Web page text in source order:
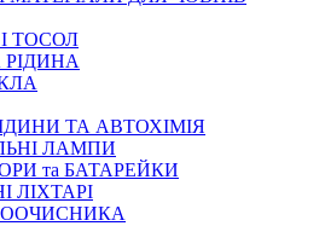
ТОСОЛ
РІДИНА
ТА АВТОХІМІЯ
ЛАМПИ
та БАТАРЕЙКИ
ЛІХТАРІ